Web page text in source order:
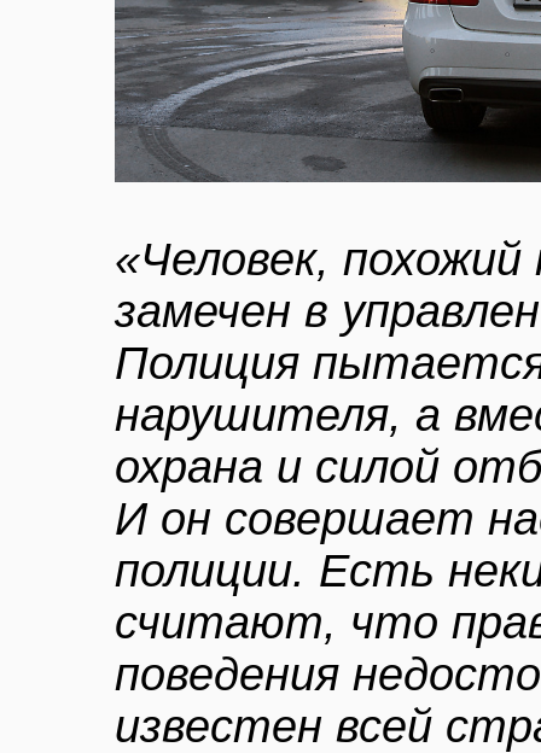
«Человек,
замечен в
Полиция
нарушителя, а
охрана и силой
И он совершает
полиции. Есть
считают, что
поведения
известен всей